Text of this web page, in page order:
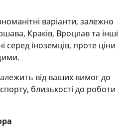
варіанти, залежно
Краків, Вроцлав та інші
серед іноземців, проте ціни
від ваших вимог до
близькості до роботи